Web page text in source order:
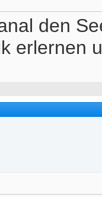
den
erlernen